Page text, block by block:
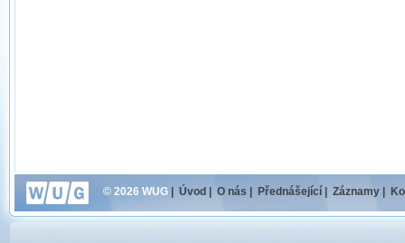
© 2026 WUG Úvod O nás Přednášející Záznamy